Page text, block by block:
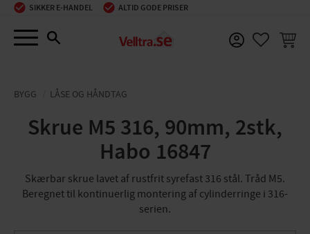
Menu
SIKKER E-HANDEL ALTID GODE PRISER
BYGG LÅSE OG HÅNDTAG
Skrue M5 316, 90mm, 2stk,
Habo 16847
Skærbar skrue lavet af rustfrit syrefast 316 stål. Tråd M5.
Beregnet til kontinuerlig montering af cylinderringe i 316-
serien.